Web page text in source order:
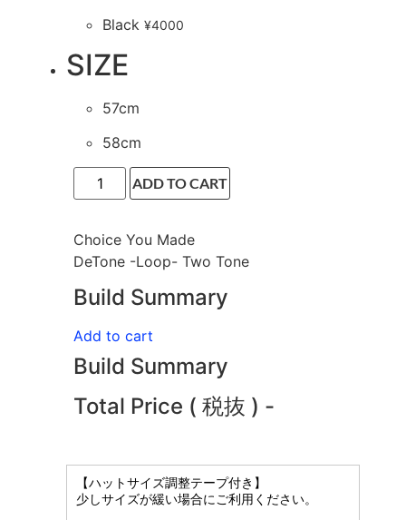
Black¥4000
SIZE
57cm
58cm
ADD TO CART
Choice You Made
DeTone -Loop- Two Tone
Build Summary
Add to cart
Build Summary
Total Price ( 税抜 ) -
【ハットサイズ調整テープ付き】
少しサイズが緩い場合にご利用ください。